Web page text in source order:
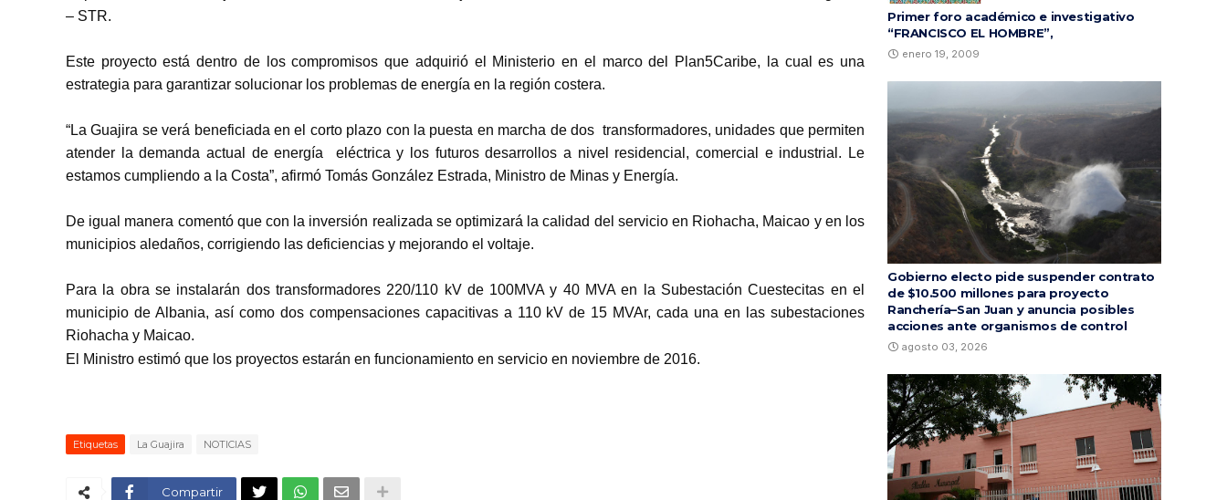
– STR.
Este proyecto está dentro de los compromisos que adquirió el Ministerio en el marco del Plan5Caribe, la cual es una
estrategia para garantizar solucionar los problemas de energía en la región costera.
“La Guajira se verá beneficiada en el corto plazo con la puesta en marcha de dos transformadores, unidades que permiten
atender la demanda actual de energía eléctrica y los futuros desarrollos a nivel residencial, comercial e industrial. Le
estamos cumpliendo a la Costa”, afirmó Tomás González Estrada, Ministro de Minas y Energía.
De igual manera comentó que con la inversión realizada se optimizará la calidad del servicio en Riohacha, Maicao y en los
municipios aledaños, corrigiendo las deficiencias y mejorando el voltaje.
Para la obra se instalarán dos transformadores 220/110 kV de 100MVA y 40 MVA en la Subestación Cuestecitas en el
municipio de Albania, así como dos compensaciones capacitivas a 110 kV de 15 MVAr, cada una en las subestaciones
Riohacha y Maicao.
El Ministro estimó que los proyectos estarán en funcionamiento en servicio en noviembre de 2016.
Etiquetas La Guajira NOTICIAS
Compartir
Primer foro académico e investigativo
“FRANCISCO EL HOMBRE”,
enero 19, 2009
Gobierno electo pide suspender contrato
de $10.500 millones para proyecto
Ranchería–San Juan y anuncia posibles
acciones ante organismos de control
agosto 03, 2026